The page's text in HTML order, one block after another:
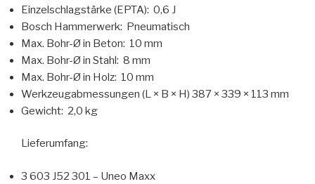
Einzelschlagstärke (EPTA): 0,6 J
Bosch Hammerwerk: Pneumatisch
Max. Bohr-Ø in Beton: 10 mm
Max. Bohr-Ø in Stahl: 8 mm
Max. Bohr-Ø in Holz: 10 mm
Werkzeugabmessungen (L × B × H) 387 × 339 × 113 mm
Gewicht: 2,0 kg
Lieferumfang:
3 603 J52 301 – Uneo Maxx